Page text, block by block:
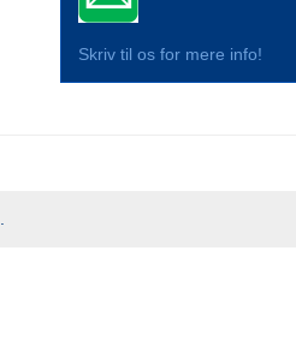
Skriv til os for mere info!